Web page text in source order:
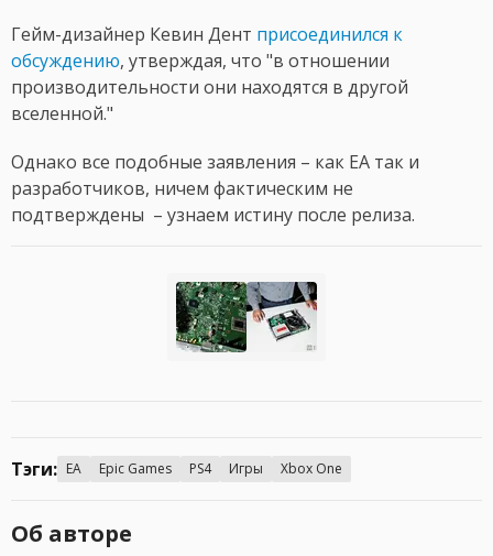
Гейм-дизайнер Кевин Дент присоединился к
обсуждению, утверждая, что "в отношении
производительности они находятся в другой
вселенной."
Однако все подобные заявления – как EA так и
разработчиков, ничем фактическим не
подтверждены – узнаем истину после релиза.
Тэги: EA Epic Games PS4 Игры Xbox One
Об авторе